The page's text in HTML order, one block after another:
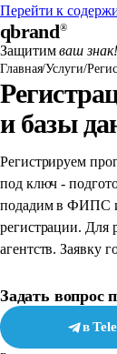
Перейти к
qbrand®
Защитимваш знак!
Главная/Услуги/
и базы
Регистрируем
под ключ -
подадим в ФИПС и
регистрации. Для
агентств. Заявку
Задать вопрос
в